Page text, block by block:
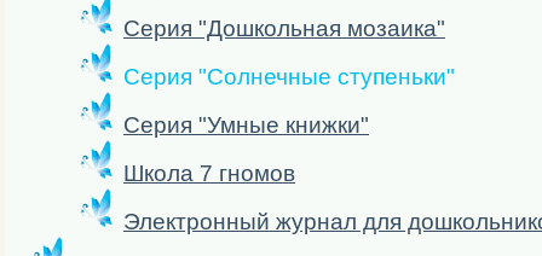
Серия "Дошкольная мозаика"
Серия "Солнечные ступеньки"
Серия "Умные книжки"
Школа 7 гномов
Электронный журнал для